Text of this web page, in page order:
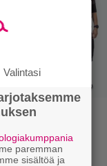
– yllättävien
Valintasi
paremman
sisältöä ja